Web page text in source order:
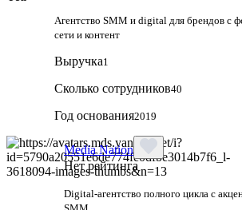
Агентство SMM и digital для брендов с
сети и контент
Выручка1
Сколько сотрудников40
Год основания2019
Media Nation
Нет рейтинга
Digital-агентство полного цикла с